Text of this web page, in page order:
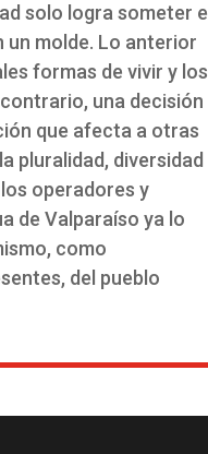
solo logra someter e
molde. Lo anterior
formas de vivir y los
una decisión
que afecta a otras
pluralidad, diversidad
operadores y
de Valparaíso ya lo
como
del pueblo